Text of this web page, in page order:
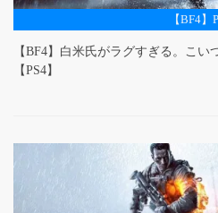
【BF4】
【BF4】白米氏がラグすぎる。こい
【PS4】